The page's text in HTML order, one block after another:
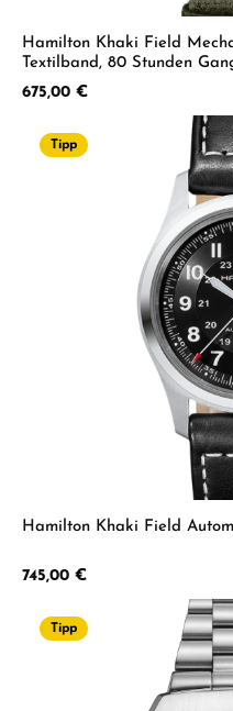
Hamilton Khaki Field
Textilband, 80 Stunden
Regulärer Preis:
675,00 €
Tipp
Hamilton Khaki Field
Regulärer Preis:
745,00 €
Tipp